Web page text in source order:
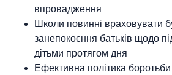
впровадження
Школи повинні враховувати
занепокоєння батьків щодо
дітьми протягом дня
Ефективна політика